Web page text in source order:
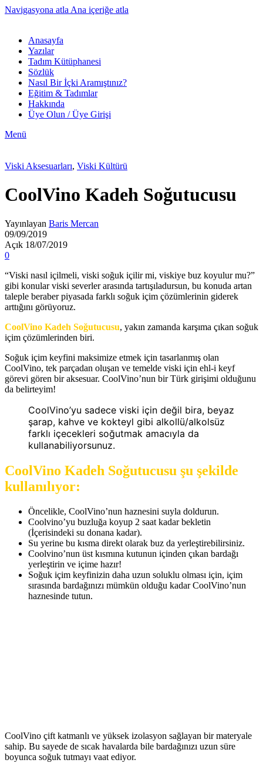
Navigasyona atla Ana içeriğe atla
Anasayfa
Yazılar
Tadım Kütüphanesi
Sözlük
Nasıl Bir İçki Aramıştınız?
Eğitim & Tadımlar
Hakkında
Üye Olun / Üye Girişi
Menü
Viski Aksesuarları, Viski Kültürü
CoolVino Kadeh Soğutucusu
Yayınlayan Baris Mercan
09/09/2019
Açık 18/07/2019
0
“Viski nasıl içilmeli, viski soğuk içilir mi, viskiye buz koyulur mu?”
gibi konular viski severler arasında tartışıladursun, bu konuda artan
taleple beraber piyasada farklı soğuk içim çözümlerinin giderek
arttığını görüyoruz.
CoolVino Kadeh Soğutucusu, yakın zamanda karşıma çıkan soğuk
içim çözümlerinden biri.
Soğuk içim keyfini maksimize etmek için tasarlanmış olan
CoolVino, tek parçadan oluşan ve temelde viski için ehl-i keyf
görevi gören bir aksesuar. CoolVino’nun bir Türk girişimi olduğunu
da belirteyim!
CoolVino’yu sadece viski için değil bira, beyaz
şarap, kahve ve kokteyl gibi alkollü/alkolsüz
farklı içecekleri soğutmak amacıyla da
kullanabiliyorsunuz.
CoolVino Kadeh Soğutucusu şu şekilde
kullanılıyor:
Öncelikle, CoolVino’nun haznesini suyla doldurun.
Coolvino’yu buzluğa koyup 2 saat kadar bekletin
(İçerisindeki su donana kadar).
Su yerine bu kısma direkt olarak buz da yerleştirebilirsiniz.
Coolvino’nun üst kısmına kutunun içinden çıkan bardağı
yerleştirin ve içime hazır!
Soğuk içim keyfinizin daha uzun soluklu olması için, içim
sırasında bardağınızı mümkün olduğu kadar CoolVino’nun
haznesinde tutun.
CoolVino çift katmanlı ve yüksek izolasyon sağlayan bir materyale
sahip. Bu sayede de sıcak havalarda bile bardağınızı uzun süre
boyunca soğuk tutmayı vaat ediyor.